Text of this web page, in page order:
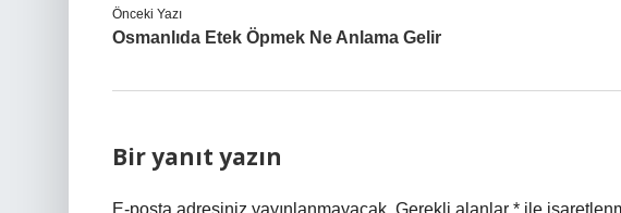
Önceki Yazı
Osmanlıda Etek Öpmek Ne Anlama Gelir
Bir yanıt yazın
E-posta adresiniz yayınlanmayacak. Gerekli alanlar * ile